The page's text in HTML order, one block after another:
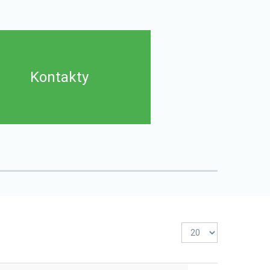
Kontakty
Počet
zobrazení